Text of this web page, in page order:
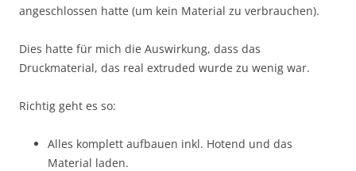
angeschlossen hatte (um kein Material zu verbrauchen).
Dies hatte für mich die Auswirkung, dass das
Druckmaterial, das real extruded wurde zu wenig war.
Richtig geht es so:
Alles komplett aufbauen inkl. Hotend und das
Material laden.